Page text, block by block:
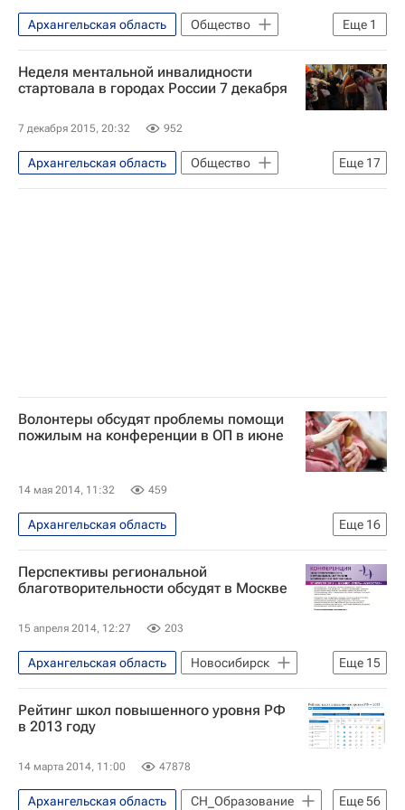
Еще 1
Архангельская область
Общество
Жизнь без преград
Неделя ментальной инвалидности
стартовала в городах России 7 декабря
7 декабря 2015, 20:32 952
Еще 17
Архангельская область
Общество
Пермский край
Владимирская область
Волонтеры обсудят проблемы помощи
пожилым на конференции в ОП в июне
14 мая 2014, 11:32 459
Еще 16
Архангельская область
Ярославская область
Москва
Жизнь без преград
Самарская область
Дальний Восток
Центральный ФО
Азия
Весь мир
Европа
Северо-Западный ФО
Приволжский ФО
Деятельность волонтерских организаций в России
Перспективы региональной
благотворительности обсудят в Москве
15 апреля 2014, 12:27 203
Еще 15
Архангельская область
Новосибирск
Москва
Жизнь без преград
Новосибирская область
Сибирский ФО
Северо-Западный ФО
Весь мир
Газпром нефть
Рейтинг школ повышенного уровня РФ
в 2013 году
14 марта 2014, 11:00 47878
Еще56
Архангельская область
СН_Образование